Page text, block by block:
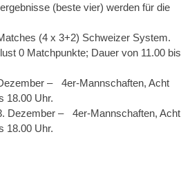
(beste vier) werden für die
(4 x 3+2) Schweizer System.
0 Matchpunkte; Dauer von 11.00 bis
– 4er-Mannschaften, Acht
18.00 Uhr.
Dezember – 4er-Mannschaften, Acht
18.00 Uhr.